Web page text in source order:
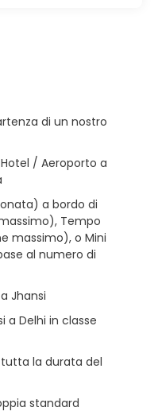
di un nostro
/ Aeroporto a
a bordo di
Tempo
massimo), o Mini
al numero di
Jhansi
a Delhi in classe
la durata del
standard